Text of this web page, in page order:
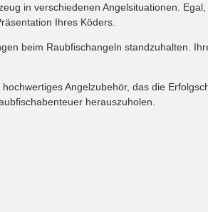
in verschiedenen Angelsituationen.
Ihres Köders.
beim Raubfischangeln standzuhalten.
Angelzubehör, das die
herauszuholen.